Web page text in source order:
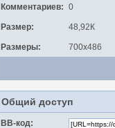
Комментариев: 0
Размер: 48,92К
Размеры: 700x486
Общий доступ
BB-код: